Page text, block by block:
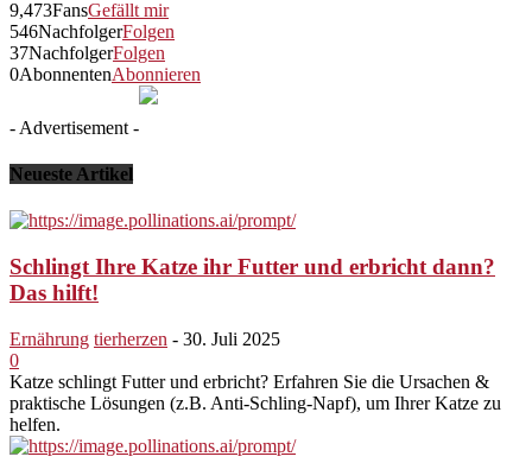
9,473FansGefällt mir
546NachfolgerFolgen
37NachfolgerFolgen
0AbonnentenAbonnieren
- Advertisement -
Neueste Artikel
Schlingt Ihre Katze ihr Futter und erbricht dann?
Das hilft!
Ernährung tierherzen - 30. Juli 2025
0
Katze schlingt Futter und erbricht? Erfahren Sie die Ursachen &
praktische Lösungen (z.B. Anti-Schling-Napf), um Ihrer Katze zu
helfen.